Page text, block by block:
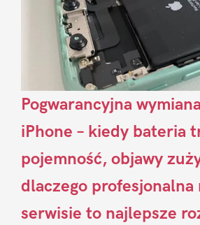
Pogwarancyjna
iPhone – kiedy bateria
pojemność, objawy
dlaczego profesjonalna
serwisie to najlepsze